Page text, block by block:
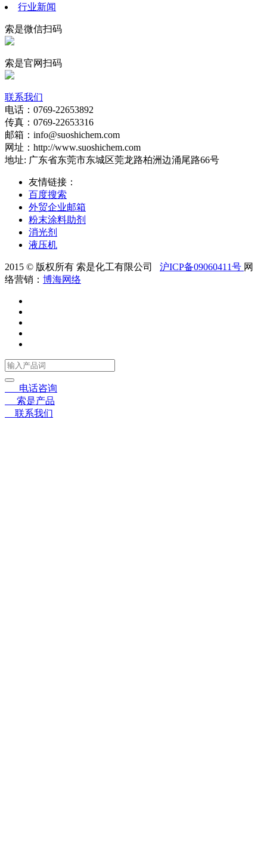
行业新闻
索是微信扫码
索是官网扫码
联系我们
电话：0769-22653892
传真：0769-22653316
邮箱：info@suoshichem.com
网址：http://www.suoshichem.com
地址: 广东省东莞市东城区莞龙路柏洲边涌尾路66号
友情链接：
百度搜索
外贸企业邮箱
粉末涂料助剂
消光剂
液压机
2015 © 版权所有 索是化工有限公司 沪ICP备09060411号 网
络营销： 博海网络
电话咨询
索是产品
联系我们